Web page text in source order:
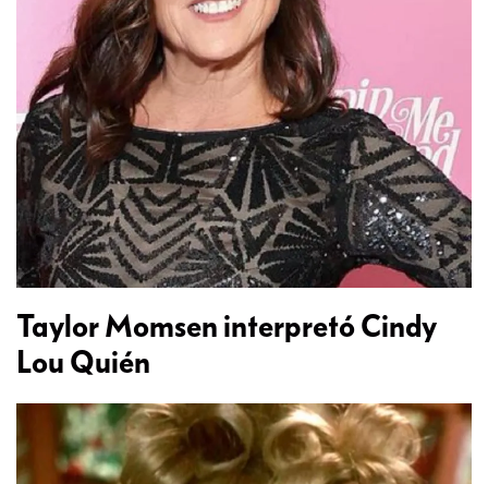
Taylor Momsen interpretó Cindy
Lou Quién